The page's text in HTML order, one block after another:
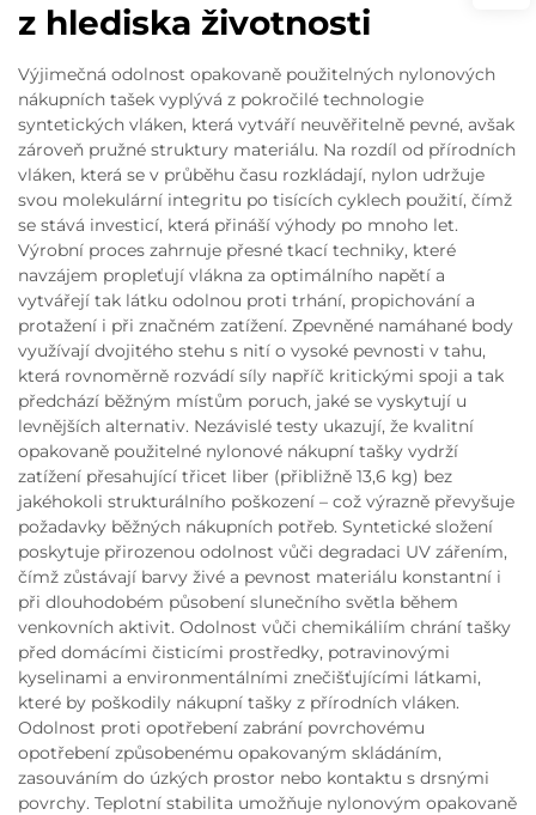
z hlediska životnosti
Výjimečná odolnost opakovaně použitelných nylonových
nákupních tašek vyplývá z pokročilé technologie
syntetických vláken, která vytváří neuvěřitelně pevné, avšak
zároveň pružné struktury materiálu. Na rozdíl od přírodních
vláken, která se v průběhu času rozkládají, nylon udržuje
svou molekulární integritu po tisících cyklech použití, čímž
se stává investicí, která přináší výhody po mnoho let.
Výrobní proces zahrnuje přesné tkací techniky, které
navzájem propleťují vlákna za optimálního napětí a
vytvářejí tak látku odolnou proti trhání, propichování a
protažení i při značném zatížení. Zpevněné namáhané body
využívají dvojitého stehu s nití o vysoké pevnosti v tahu,
která rovnoměrně rozvádí síly napříč kritickými spoji a tak
předchází běžným místům poruch, jaké se vyskytují u
levnějších alternativ. Nezávislé testy ukazují, že kvalitní
opakovaně použitelné nylonové nákupní tašky vydrží
zatížení přesahující třicet liber (přibližně 13,6 kg) bez
jakéhokoli strukturálního poškození – což výrazně převyšuje
požadavky běžných nákupních potřeb. Syntetické složení
poskytuje přirozenou odolnost vůči degradaci UV zářením,
čímž zůstávají barvy živé a pevnost materiálu konstantní i
při dlouhodobém působení slunečního světla během
venkovních aktivit. Odolnost vůči chemikáliím chrání tašky
před domácími čisticími prostředky, potravinovými
kyselinami a environmentálními znečišťujícími látkami,
které by poškodily nákupní tašky z přírodních vláken.
Odolnost proti opotřebení zabrání povrchovému
opotřebení způsobenému opakovaným skládáním,
zasouváním do úzkých prostor nebo kontaktu s drsnými
povrchy. Teplotní stabilita umožňuje nylonovým opakovaně